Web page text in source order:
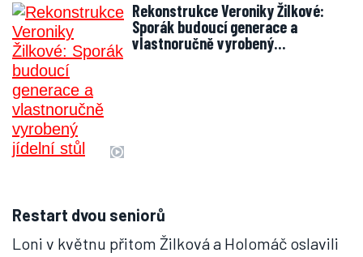
Rekonstrukce Veroniky Žilkové:
Sporák budoucí generace a
vlastnoručně vyrobený…
Restart dvou seniorů
Loni v květnu přitom Žilková a Holomáč oslavili